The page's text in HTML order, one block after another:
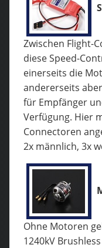
Zwischen Flight-
diese Speed-
einerseits die
andererseits
für Empfänger
Verfügung. Hier
Connectoren
2x männlich, 3x
Ohne Motoren
1240kV